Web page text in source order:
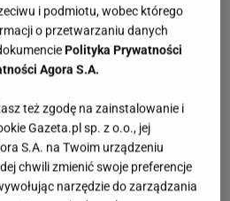
i podmiotu, wobec którego
o przetwarzaniu danych
Polityka Prywatności
Agora S.A.
też zgodę na zainstalowanie i
Gazeta.pl sp. z o.o., jej
S.A. na Twoim urządzeniu
chwili zmienić swoje preferencje
narzędzie do zarządzania